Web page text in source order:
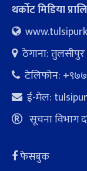
थर्कोट मिडिया
ठेगाना:
टेलिफोन:
ई-मेल:
सूचना विभाग
फेसबुक